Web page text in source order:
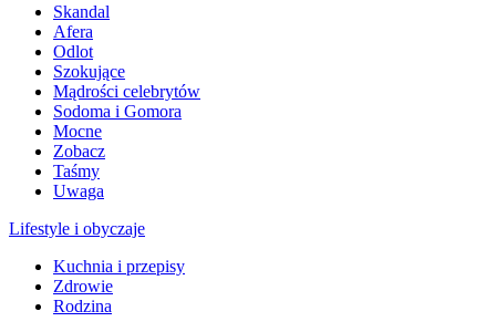
Skandal
Afera
Odlot
Szokujące
Mądrości celebrytów
Sodoma i Gomora
Mocne
Zobacz
Taśmy
Uwaga
Lifestyle i obyczaje
Kuchnia i przepisy
Zdrowie
Rodzina